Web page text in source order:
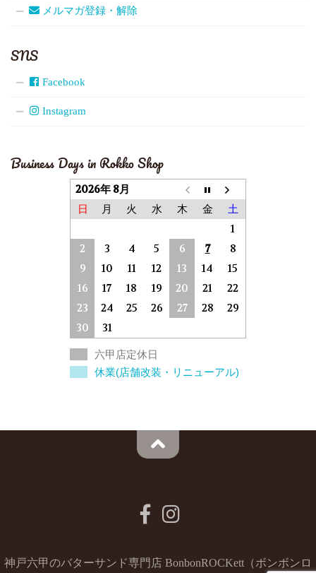
メルマガ登録・解除
SNS
Facebook
Instagram
Business Days in Rokko Shop
2026年 8月
日 月 火 水 木 金 土
1
2
3 4 5 6 7
8
9
10 11 12 13 14
15
16
17 18 19 20 21
22
23
24 25 26 27 28
29
30
31
六甲店定休日
休業(店舗改装・リニューアル)
神戸六甲のバターサンド専門店 BonbonROCKett（ボンボンロ